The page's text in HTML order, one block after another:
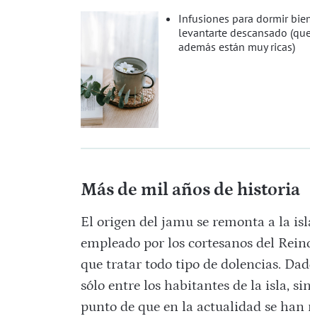
Infusiones para dormir
levantarte descansado
además están muy ricas)
Más de mil años de historia
El origen del jamu se remonta a la
empleado por los cortesanos del
que tratar todo tipo de dolencias.
sólo entre los habitantes de la isla,
punto de que en la actualidad se han